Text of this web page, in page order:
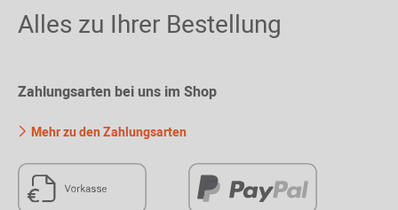
Alles zu Ihrer Bestellung
Zahlungsarten bei uns im Shop
Mehr zu den Zahlungsarten